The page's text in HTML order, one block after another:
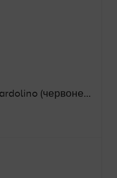
Corte Viola Bardolino (червоне сухе вино)